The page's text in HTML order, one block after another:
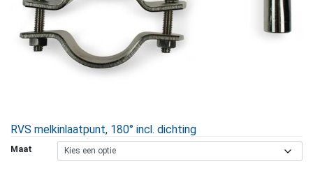
RVS melkinlaatpunt, 180° incl. dichting
Maat